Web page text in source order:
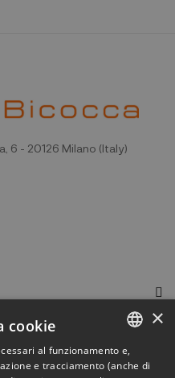
6 - 20126 Milano (Italy)
ITALIAN
×
cookie
al funzionamento e,
e tracciamento (anche di